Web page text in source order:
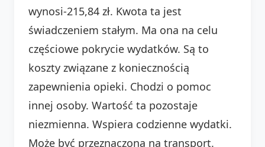
wynosi-215,84 zł. Kwota ta jest
świadczeniem stałym. Ma ona na celu
częściowe pokrycie wydatków. Są to
koszty związane z koniecznością
zapewnienia opieki. Chodzi o pomoc
innej osoby. Wartość ta pozostaje
niezmienna. Wspiera codzienne wydatki.
Może być przeznaczona na transport.